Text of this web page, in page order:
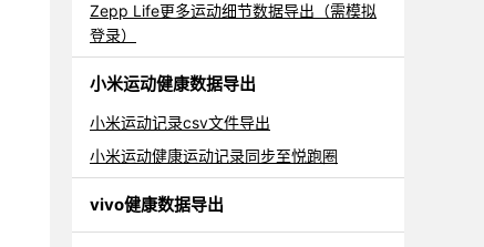
Zepp Life更多运动细节数据导出（需模拟
登录）
小米运动健康数据导出
小米运动记录csv文件导出
小米运动健康运动记录同步至悦跑圈
vivo健康数据导出